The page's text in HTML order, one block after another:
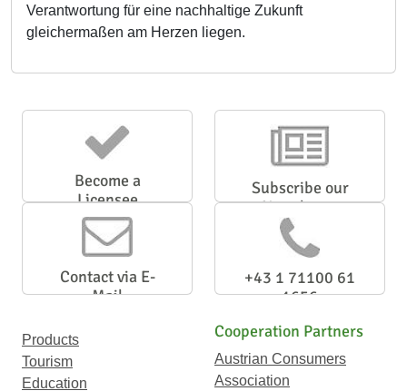
Verantwortung für eine nachhaltige Zukunft
gleichermaßen am Herzen liegen.
Become a
Licensee
Subscribe our
Newsletter
Contact via E-
Mail
+43 1 71100 61
1656
Products
Tourism
Education
Cooperation Partners
Austrian Consumers
Association